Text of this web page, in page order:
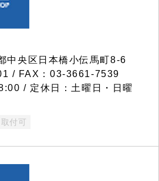
央区日本橋小伝馬町8-6
/ FAX：03-3661-7539
/ 定休日：土曜日・日曜
付可